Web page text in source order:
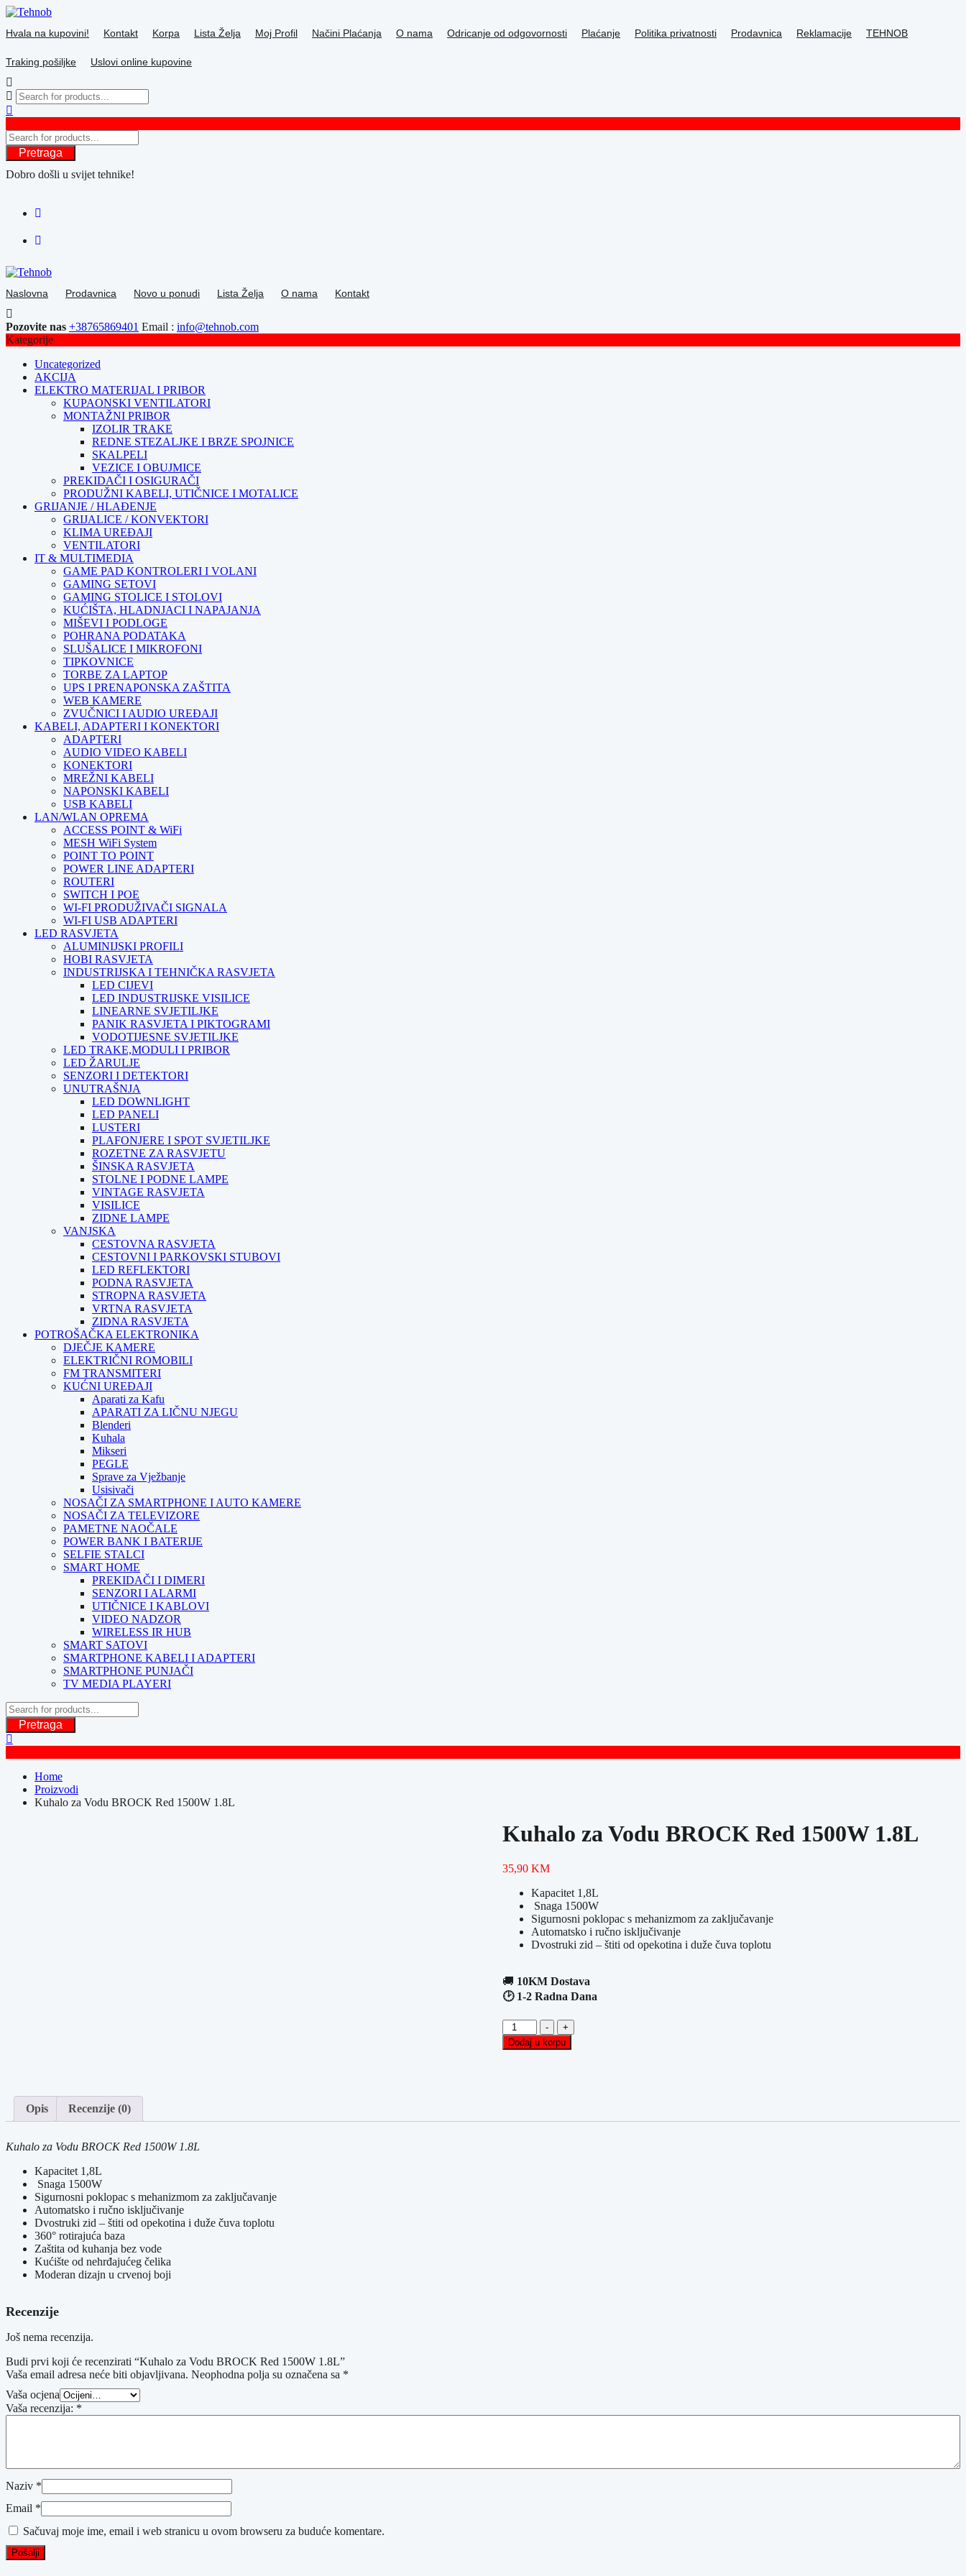
Skip
content
Hvala na kupovini! Kontakt Korpa Lista Želja Moj Profil Načini Plaćanja O nama Odricanje od odgovornosti Plaćanje Politika privatnosti Prodavnica Reklamacije TEHNOB
Traking pošiljke Uslovi online kupovine
Pretraga
Dobro došli u svijet tehnike!
Naslovna Prodavnica Novo u ponudi Lista Želja O nama Kontakt
Pozovite nas +38765869401 Email : info@tehnob.com
Kategorije
Uncategorized
AKCIJA
ELEKTRO MATERIJAL I PRIBOR
KUPAONSKI VENTILATORI
MONTAŽNI PRIBOR
IZOLIR TRAKE
REDNE STEZALJKE I BRZE SPOJNICE
SKALPELI
VEZICE I OBUJMICE
PREKIDAČI I OSIGURAČI
PRODUŽNI KABELI, UTIČNICE I MOTALICE
GRIJANJE / HLAĐENJE
GRIJALICE / KONVEKTORI
KLIMA UREĐAJI
VENTILATORI
IT & MULTIMEDIA
GAME PAD KONTROLERI I VOLANI
GAMING SETOVI
GAMING STOLICE I STOLOVI
KUĆIŠTA, HLADNJACI I NAPAJANJA
MIŠEVI I PODLOGE
POHRANA PODATAKA
SLUŠALICE I MIKROFONI
TIPKOVNICE
TORBE ZA LAPTOP
UPS I PRENAPONSKA ZAŠTITA
WEB KAMERE
ZVUČNICI I AUDIO UREĐAJI
KABELI, ADAPTERI I KONEKTORI
ADAPTERI
AUDIO VIDEO KABELI
KONEKTORI
MREŽNI KABELI
NAPONSKI KABELI
USB KABELI
LAN/WLAN OPREMA
ACCESS POINT & WiFi
MESH WiFi System
POINT TO POINT
POWER LINE ADAPTERI
ROUTERI
SWITCH I POE
WI-FI PRODUŽIVAČI SIGNALA
WI-FI USB ADAPTERI
LED RASVJETA
ALUMINIJSKI PROFILI
HOBI RASVJETA
INDUSTRIJSKA I TEHNIČKA RASVJETA
LED CIJEVI
LED INDUSTRIJSKE VISILICE
LINEARNE SVJETILJKE
PANIK RASVJETA I PIKTOGRAMI
VODOTIJESNE SVJETILJKE
LED TRAKE,MODULI I PRIBOR
LED ŽARULJE
SENZORI I DETEKTORI
UNUTRAŠNJA
LED DOWNLIGHT
LED PANELI
LUSTERI
PLAFONJERE I SPOT SVJETILJKE
ROZETNE ZA RASVJETU
ŠINSKA RASVJETA
STOLNE I PODNE LAMPE
VINTAGE RASVJETA
VISILICE
ZIDNE LAMPE
VANJSKA
CESTOVNA RASVJETA
CESTOVNI I PARKOVSKI STUBOVI
LED REFLEKTORI
PODNA RASVJETA
STROPNA RASVJETA
VRTNA RASVJETA
ZIDNA RASVJETA
POTROŠAČKA ELEKTRONIKA
DJEČJE KAMERE
ELEKTRIČNI ROMOBILI
FM TRANSMITERI
KUĆNI UREĐAJI
Aparati za Kafu
APARATI ZA LIČNU NJEGU
Blenderi
Kuhala
Mikseri
PEGLE
Sprave za Vježbanje
Usisivači
NOSAČI ZA SMARTPHONE I AUTO KAMERE
NOSAČI ZA TELEVIZORE
PAMETNE NAOČALE
POWER BANK I BATERIJE
SELFIE STALCI
SMART HOME
PREKIDAČI I DIMERI
SENZORI I ALARMI
UTIČNICE I KABLOVI
VIDEO NADZOR
WIRELESS IR HUB
SMART SATOVI
SMARTPHONE KABELI I ADAPTERI
SMARTPHONE PUNJAČI
TV MEDIA PLAYERI
Pretraga
Home
Proizvodi
Kuhalo za Vodu BROCK Red 1500W 1.8L
Kuhalo za Vodu BROCK Red 1500W 1.8L
35,90 KM
Kapacitet 1,8L
Snaga 1500W
Sigurnosni poklopac s mehanizmom za zaključavanje
Automatsko i ručno isključivanje
Dvostruki zid – štiti od opekotina i duže čuva toplotu
🚚 10KM Dostava
🕑 1-2 Radna Dana
-
Kuhalo
za
Vodu
+
Dodaj u korpu
Opis Recenzije (0)
Kuhalo za Vodu BROCK Red 1500W 1.8L
Kapacitet 1,8L
Snaga 1500W
Sigurnosni poklopac s mehanizmom za zaključavanje
Automatsko i ručno isključivanje
Dvostruki zid – štiti od opekotina i duže čuva toplotu
360° rotirajuća baza
Zaštita od kuhanja bez vode
Kućište od nehrđajućeg čelika
Moderan dizajn u crvenoj boji
Recenzije
Još nema recenzija.
Budi prvi koji će recenzirati “Kuhalo za Vodu BROCK Red 1500W 1.8L”
Vaša email adresa neće biti objavljivana. Neophodna polja su označena sa *
Vaša ocjena
Vaša recenzija: *
Naziv *
Email *
Sačuvaj moje ime, email i web stranicu u ovom browseru za buduće komentare.